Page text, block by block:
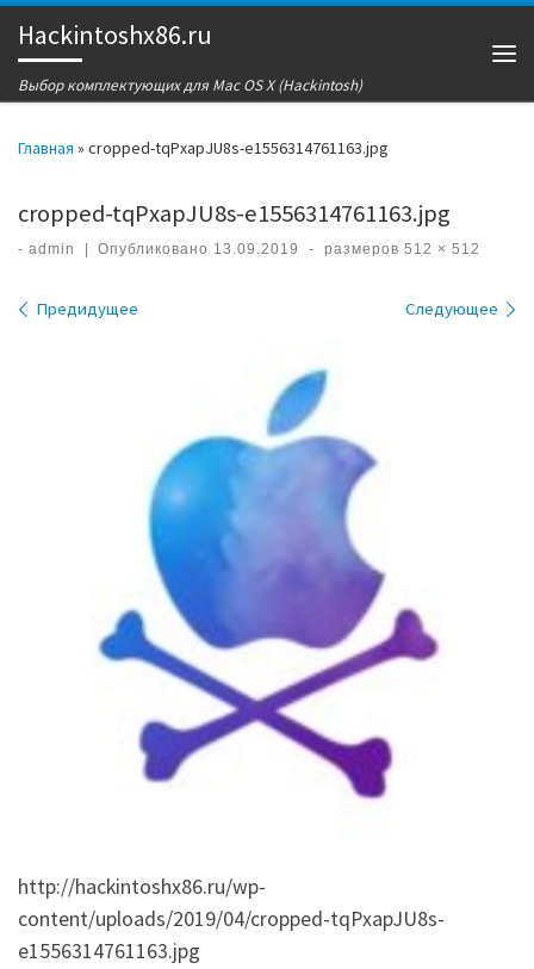
Перейти к содержимому
Hackintoshx86.ru
Выбор комплектующих для Mac OS X (Hackintosh)
Главная » cropped-tqPxapJU8s-e1556314761163.jpg
cropped-tqPxapJU8s-e1556314761163.jpg
- admin Опубликовано 13.09.2019 - размеров 512 × 512
Навигация по изображениям
Предидущее Следующее
http://hackintoshx86.ru/wp-
content/uploads/2019/04/cropped-tqPxapJU8s-
e1556314761163.jpg